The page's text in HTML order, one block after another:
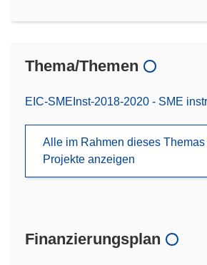
Thema/Themen
EIC-SMEInst-2018-2020 - SME
Alle im Rahmen dieses
Projekte anzeigen
Finanzierungsplan